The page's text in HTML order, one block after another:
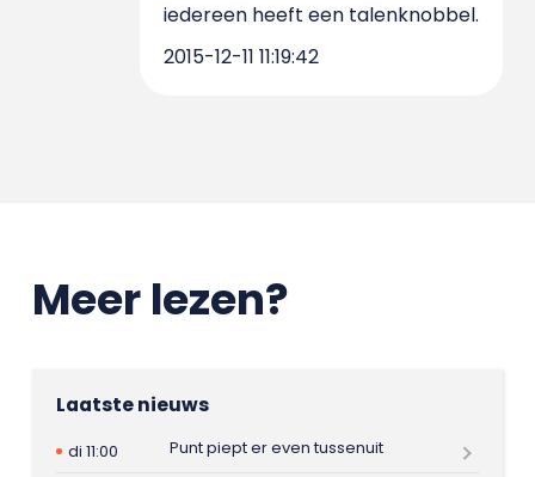
iedereen heeft een talenknobbel.
2015-12-11 11:19:42
Meer lezen?
Laatste nieuws
di 11:00
Punt piept er even tussenuit